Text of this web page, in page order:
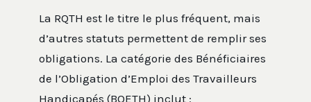
La RQTH est le titre le plus fréquent, mais
d’autres statuts permettent de remplir ses
obligations. La catégorie des Bénéficiaires
de l’Obligation d’Emploi des Travailleurs
Handicapés (BOETH) inclut :